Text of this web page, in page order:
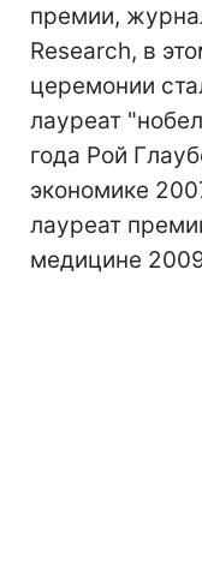
премии,
Research, в
церемонии
лауреат
года Рой
экономике
лауреат
медицине